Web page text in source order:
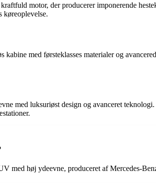
motor, der producerer imponerende
køreoplevelse.
med førsteklasses materialer og
med luksuriøst design og avanceret
med høj ydeevne, produceret af Mercedes-